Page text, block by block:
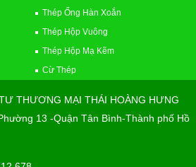
Thép Ống Hàn Xoắn
Thép Hộp Vuông
Thép Hộp Mạ Kẽm
Cừ Thép
THƯƠNG MẠI THÁI HOÀNG HƯNG
13 -Quận Tân Bình-Thành phố Hồ